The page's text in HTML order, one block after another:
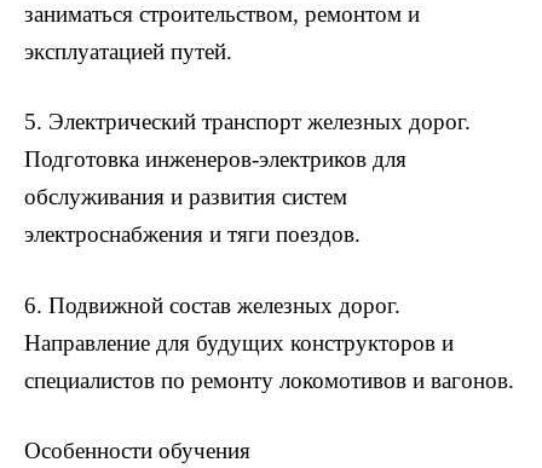
заниматься строительством, ремонтом и
эксплуатацией путей.
5. Электрический транспорт железных дорог.
Подготовка инженеров-электриков для
обслуживания и развития систем
электроснабжения и тяги поездов.
6. Подвижной состав железных дорог.
Направление для будущих конструкторов и
специалистов по ремонту локомотивов и вагонов.
Особенности обучения